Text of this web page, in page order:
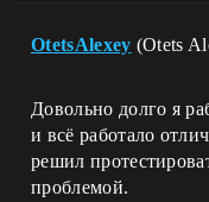
OtetsAlexey (Otets
Довольно долго я
и всё работало
решил
проблемой.